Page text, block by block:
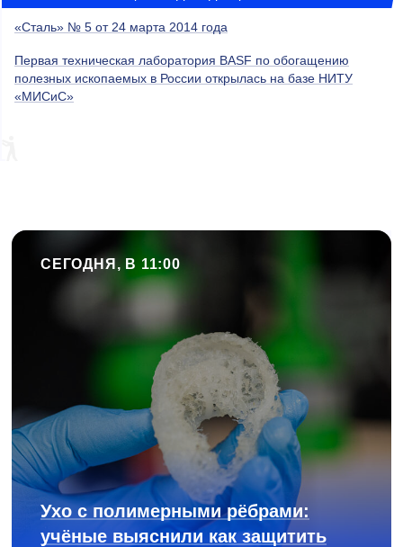
«Сталь» № 5 от 24 марта 2014 года
Первая техническая лаборатория BASF по обогащению
полезных ископаемых в России открылась на базе НИТУ
«МИСиС»
СЕГОДНЯ, В 11:00
Ухо с полимерными рёбрами:
учёные выяснили как защитить